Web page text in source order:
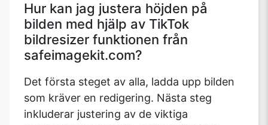
Hur kan jag justera höjden på
bilden med hjälp av TikTok
bildresizer funktionen från
safeimagekit.com?
Det första steget av alla, ladda upp bilden
som kräver en redigering. Nästa steg
inkluderar justering av de viktiga